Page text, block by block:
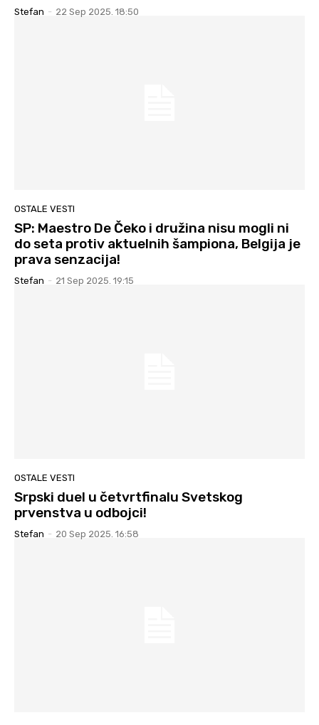
Stefan - 22 Sep 2025. 18:50
OSTALE VESTI
SP: Maestro De Čeko i družina nisu mogli ni
do seta protiv aktuelnih šampiona, Belgija je
prava senzacija!
Stefan - 21 Sep 2025. 19:15
OSTALE VESTI
Srpski duel u četvrtfinalu Svetskog
prvenstva u odbojci!
Stefan - 20 Sep 2025. 16:58